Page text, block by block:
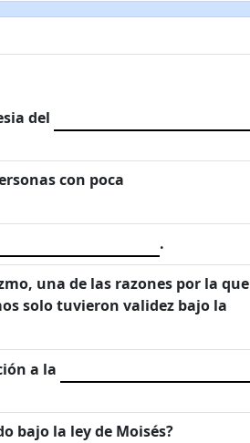
del
con poca
.
una de las razones por la que
solo tuvieron validez bajo la
a la
bajo la ley de Moisés?